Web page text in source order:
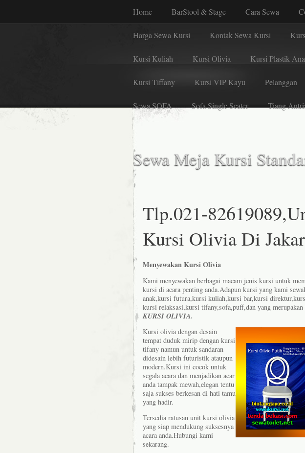
Home BarStool & Stage Cara Sewa
Harga Sewa Kursi Kontak Sewa Kursi
Kursi Kuliah Kursi Olivia Kursi Plastik
Kursi Tiffany Kursi VIP Kayu Pelanggan
Sewa SOFA Sofa Single Seater Tiang
Sewa Meja Kursi
Tlp.021-
Kursi Olivia Di
Menyewakan Kursi Olivia
Kami menyewakan berbagai macam jenis kursi untuk
kursi di acara penting anda.Adapun kursi yang kami
anak,kursi futura,kursi kuliah,kursi bar,kursi
kursi relaksasi,kursi tifany,sofa,puff,dan yang
KURSI OLIVIA.
Kursi olivia dengan desain
tempat duduk mirip dengan kursi
tifany namun untuk sandaran
didesain lebih futuristik ataupun
modern.Kursi ini cocok untuk
segala acara dan menjadikan acar
anda tampak mewah,elegan tentu
saja sukses berkesan di hati tamu
yang hadir.
Tersedia ratusan unit kursi olivia
yang siap mendukung suksesnya
acara anda.Hubungi kami
sekarang.